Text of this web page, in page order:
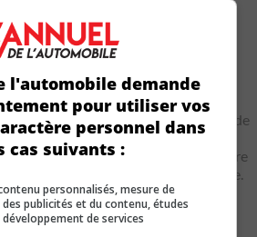
–10,344 $
FE7, des freins Brembo en carbone
Pilot Cup 2R ZP et des bandes de
carbone supplémentaire
en couleur visible ou flash carbone.
en carbone
l'automobile demande
pour utiliser vos
personnel dans
cas suivants :
personnalisés, mesure de
publicités et du contenu, études
développement de services